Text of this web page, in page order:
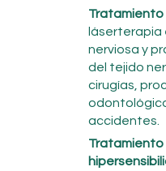
Tratamiento
láserterapia
nerviosa y
del tejido
cirugías,
accidentes.
Tratamiento